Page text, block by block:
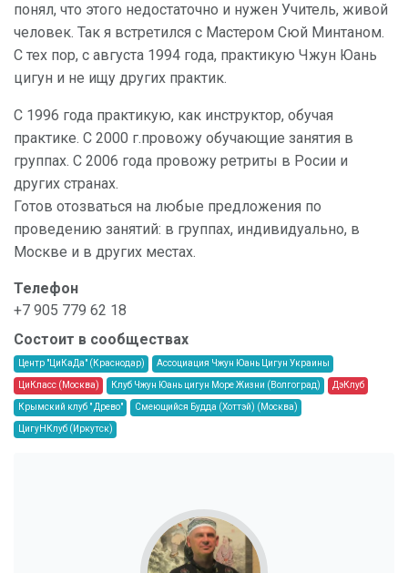
понял, что этого недостаточно и нужен Учитель, живой
человек. Так я встретился с Мастером Сюй Минтаном.
С тех пор, с августа 1994 года, практикую Чжун Юань
цигун и не ищу других практик.
С 1996 года практикую, как инструктор, обучая
практике. С 2000 г.провожу обучающие занятия в
группах. С 2006 года провожу ретриты в Росии и
других странах.
Готов отозваться на любые предложения по
проведению занятий: в группах, индивидуально, в
Москве и в других местах.
Телефон
+7 905 779 62 18
Состоит в сообществах
Центр "ЦиКаДа" (Краснодар) Ассоциация Чжун Юань Цигун Украины
ЦиКласс (Москва) Клуб Чжун Юань цигун Море Жизни (Волгоград) ДэКлуб
Крымский клуб " Древо" Смеющийся Будда (Хоттэй) (Москва)
ЦигуНКлуб (Иркутск)